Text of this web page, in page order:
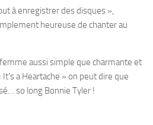
à enregistrer des disques »,
heureuse de chanter au
femme aussi simple que charmante et
a Heartache » on peut dire que
so long Bonnie Tyler !